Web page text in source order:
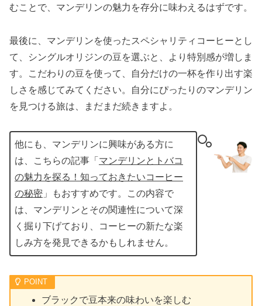
むことで、マンデリンの魅力を存分に味わえるはずです。
最後に、マンデリンを使ったスペシャリティコーヒーとし
て、シングルオリジンの豆を選ぶと、より特別感が増しま
す。こだわりの豆を使って、自分だけの一杯を作り出す楽
しさを感じてみてください。自分にぴったりのマンデリン
を見つける旅は、まだまだ続きますよ。
他にも、マンデリンに興味がある方に
は、こちらの記事「 マンデリンとトバコ
の魅力を探る！知っておきたいコーヒー
の秘密 」もおすすめです。この内容で
は、マンデリンとその関連性について深
く掘り下げており、コーヒーの新たな楽
しみ方を発見できるかもしれません。
ブラックで豆本来の味わいを楽しむ